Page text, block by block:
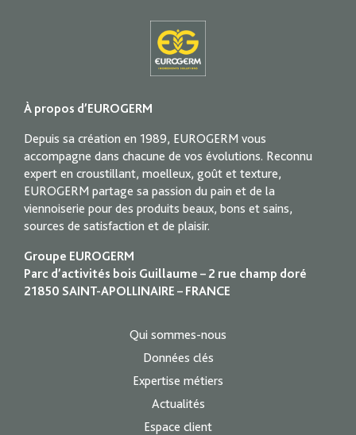
À propos d’EUROGERM
Depuis sa création en 1989, EUROGERM vous
accompagne dans chacune de vos évolutions. Reconnu
expert en croustillant, moelleux, goût et texture,
EUROGERM partage sa passion du pain et de la
viennoiserie pour des produits beaux, bons et sains,
sources de satisfaction et de plaisir.
Groupe EUROGERM
Parc d’activités bois Guillaume – 2 rue champ doré
21850 SAINT-APOLLINAIRE – FRANCE
Qui sommes-nous
Données clés
Expertise métiers
Actualités
Espace client